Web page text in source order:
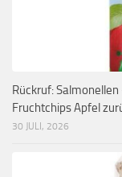
Rückruf: Salmonellen
Fruchtchips Apfel
30 JULI, 2026